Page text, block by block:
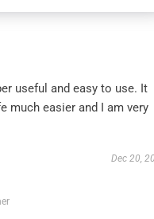
useful and easy to use. It
much easier and I am very
Dec 20,